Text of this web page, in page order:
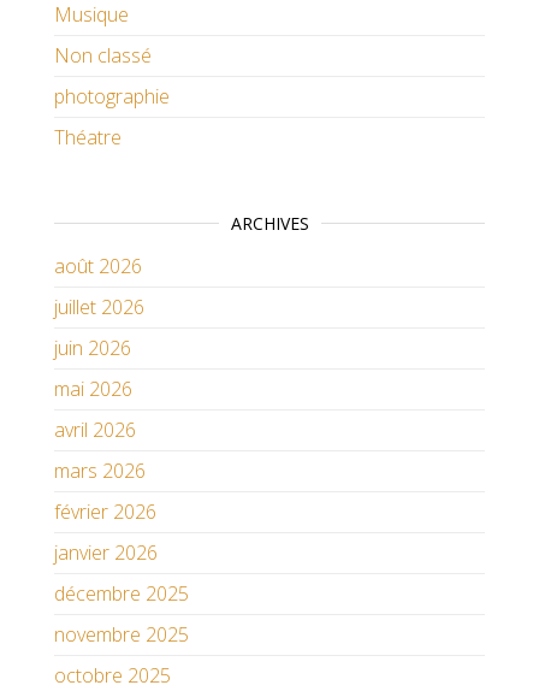
Musique
Non classé
photographie
Théatre
ARCHIVES
août 2026
juillet 2026
juin 2026
mai 2026
avril 2026
mars 2026
février 2026
janvier 2026
décembre 2025
novembre 2025
octobre 2025